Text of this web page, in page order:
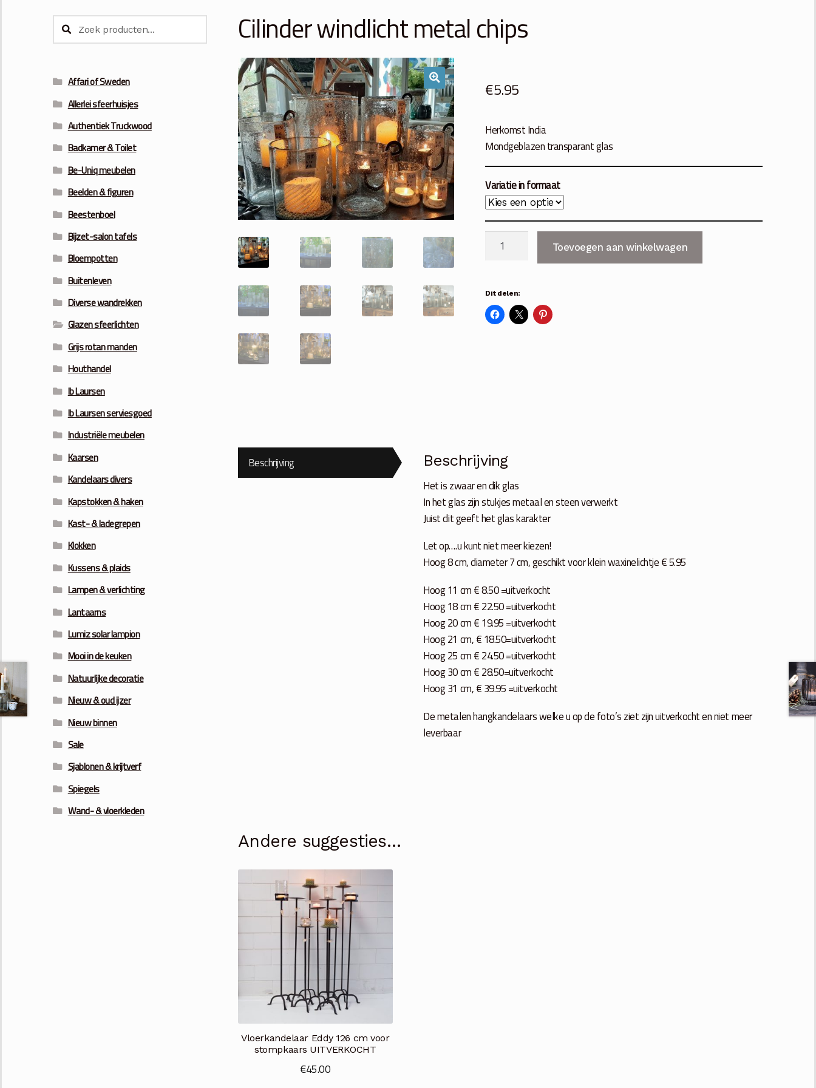
Cilinder windlicht metal chips
€5.95
Herkomst India
Mondgeblazen transparant glas
Variatie in formaat
Cilinder
chips
aantal
Toevoegen aan winkelwagen
Dit delen:
Beschrijving Beschrijving
Het is zwaar en dik glas
In het glas zijn stukjes metaal en steen verwerkt
Juist dit geeft het glas karakter
Let op….u kunt niet meer kiezen!
Hoog 8 cm, diameter 7 cm, geschikt voor klein waxinelichtje € 5.95
Hoog 11 cm € 8.50 =uitverkocht
Hoog 18 cm € 22.50 =uitverkocht
Hoog 20 cm € 19.95 =uitverkocht
Hoog 21 cm, € 18.50=uitverkocht
Hoog 25 cm € 24.50 =uitverkocht
Hoog 30 cm € 28.50=uitverkocht
Hoog 31 cm, € 39.95 =uitverkocht
De metalen hangkandelaars welke u op de foto’s ziet zijn uitverkocht en niet meer
leverbaar
Andere suggesties…
Vloerkandelaar Eddy 126 cm voor
stompkaars UITVERKOCHT
€45.00
Zoeken
naar:Zoeken
Affari of Sweden
Allerlei sfeerhuisjes
Authentiek Truckwood
Badkamer & Toilet
Be-Uniq meubelen
Beelden & figuren
Beestenboel
Bijzet-salon tafels
Bloempotten
Buitenleven
Diverse wandrekken
Glazen sfeerlichten
Grijs rotan manden
Houthandel
Ib Laursen
Ib Laursen serviesgoed
Industriële meubelen
Kaarsen
Kandelaars divers
Kapstokken & haken
Kast- & ladegrepen
Klokken
Kussens & plaids
Lampen & verlichting
Lantaarns
Lumiz solar lampion
Mooi in de keuken
Natuurlijke decoratie
Nieuw & oud ijzer
Nieuw binnen
Sale
Sjablonen & krijtverf
Spiegels
Wand- & vloerkleden